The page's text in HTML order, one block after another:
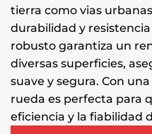
tierra como vias
durabilidad y
robusto garantiza un
diversas superficies,
suave y segura. Con
rueda es perfecta para
eficiencia y la fiabilidad